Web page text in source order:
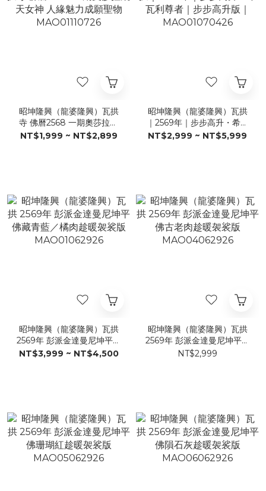
昭坤隆興（龍婆隆興）瓦拱
寺 佛曆2568 一期奧莎拉飛
天女神 人緣魅力成願聖物
NT$1,999 ~ NT$2,899
昭坤隆興（龍婆隆興）瓦拱
｜2569年｜步步高升・希瓦
利尊者｜步步高升版｜
NT$2,999 ~ NT$5,999
昭坤隆興（龍婆隆興）瓦拱
2569年 彭派金達曼尼坤平佛
藏青藍／橘肉趁暖袈裟版
NT$3,999 ~ NT$4,500
昭坤隆興（龍婆隆興）瓦拱
2569年 彭派金達曼尼坤平佛
古老肉趁暖袈裟版
NT$2,999